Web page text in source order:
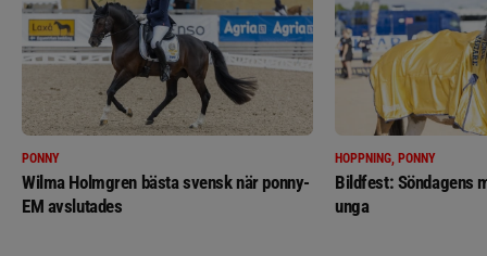
PONNY
Wilma Holmgren bästa svensk när ponny-
EM avslutades
HOPPNING, PONNY
Bildfest: Söndagens
unga